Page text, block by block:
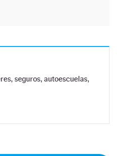
seguros, autoescuelas,